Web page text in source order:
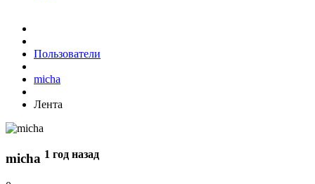
Пользователи
micha
Лента
micha 1 год назад